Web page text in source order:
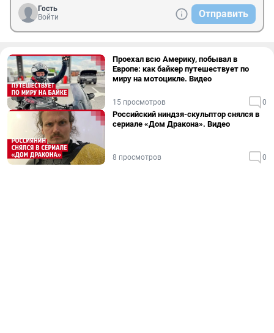
Гость
Войти
Отправить
Проехал всю Америку, побывал в
Европе: как байкер путешествует по
миру на мотоцикле. Видео
15 просмотров 0
Российский ниндзя-скульптор снялся в
сериале «Дом Дракона». Видео
8 просмотров 0